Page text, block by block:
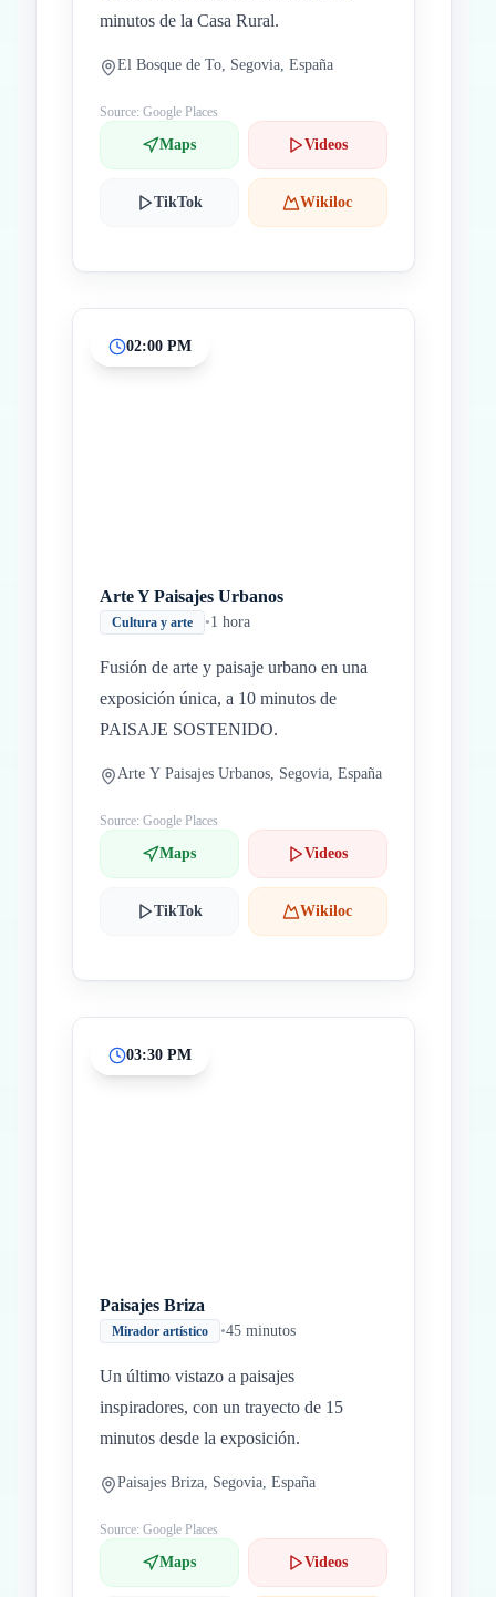
minutos de la Casa Rural.
El Bosque de To, Segovia, España
Source: Google Places
Maps Videos
TikTok Wikiloc
02:00 PM
Arte Y Paisajes Urbanos
Cultura y arte •1 hora
Fusión de arte y paisaje urbano en una
exposición única, a 10 minutos de
PAISAJE SOSTENIDO.
Arte Y Paisajes Urbanos, Segovia, España
Source: Google Places
Maps Videos
TikTok Wikiloc
03:30 PM
Paisajes Briza
Mirador artístico •45 minutos
Un último vistazo a paisajes
inspiradores, con un trayecto de 15
minutos desde la exposición.
Paisajes Briza, Segovia, España
Source: Google Places
Maps Videos